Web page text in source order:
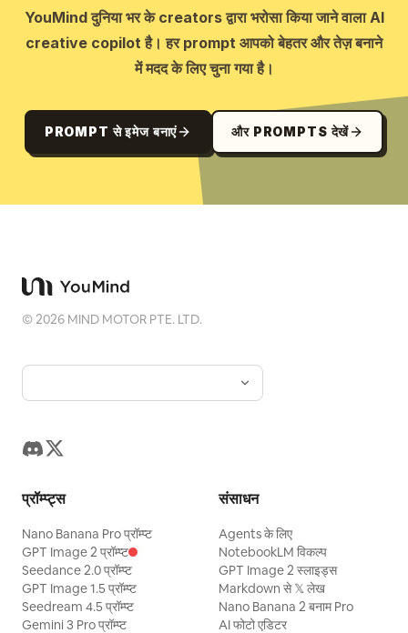
YouMind दुनिया भर के creators द्वारा भरोसा किया जाने वाला AI
creative copilot है। हर prompt आपको बेहतर और तेज़ बनाने
में मदद के लिए चुना गया है।
PROMPT से इमेज बनाएं और PROMPTS देखें
©2026 MIND MOTOR PTE. LTD.
प्रॉम्प्ट्स
Nano Banana Pro प्रॉम्प्ट
GPT Image 2 प्रॉम्प्ट
Seedance 2.0 प्रॉम्प्ट
GPT Image 1.5 प्रॉम्प्ट
Seedream 4.5 प्रॉम्प्ट
Gemini 3 Pro प्रॉम्प्ट
संसाधन
Agents के लिए
NotebookLM विकल्प
GPT Image 2 स्लाइड्स
Markdown से 𝕏 लेख
Nano Banana 2 बनाम Pro
AI फोटो एडिटर